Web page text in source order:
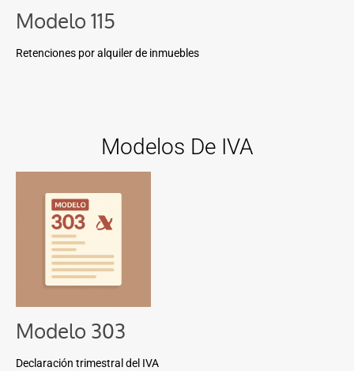
Modelo 115
Retenciones por alquiler de inmuebles
Modelos De IVA
Modelo 303
Declaración trimestral del IVA